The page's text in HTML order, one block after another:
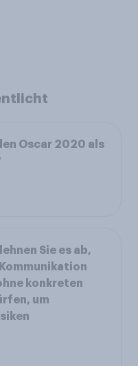
Oscar 2020 als
Sie es ab,
konkreten
um